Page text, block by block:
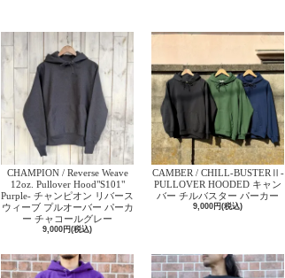
CHAMPION / Reverse Weave
12oz. Pullover Hood"S101"
Purple- チャンピオン リバース
ウィーブ プルオーバー パーカ
ー チャコールグレー
9,000円(税込)
CAMBER / CHILL-BUSTERⅡ-
PULLOVER HOODED キャン
バー チルバスター パーカー
9,000円(税込)